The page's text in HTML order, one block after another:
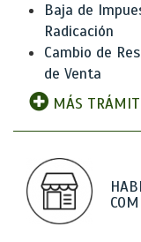
Baja de
Radicación
Cambio de
de Venta
MÁS